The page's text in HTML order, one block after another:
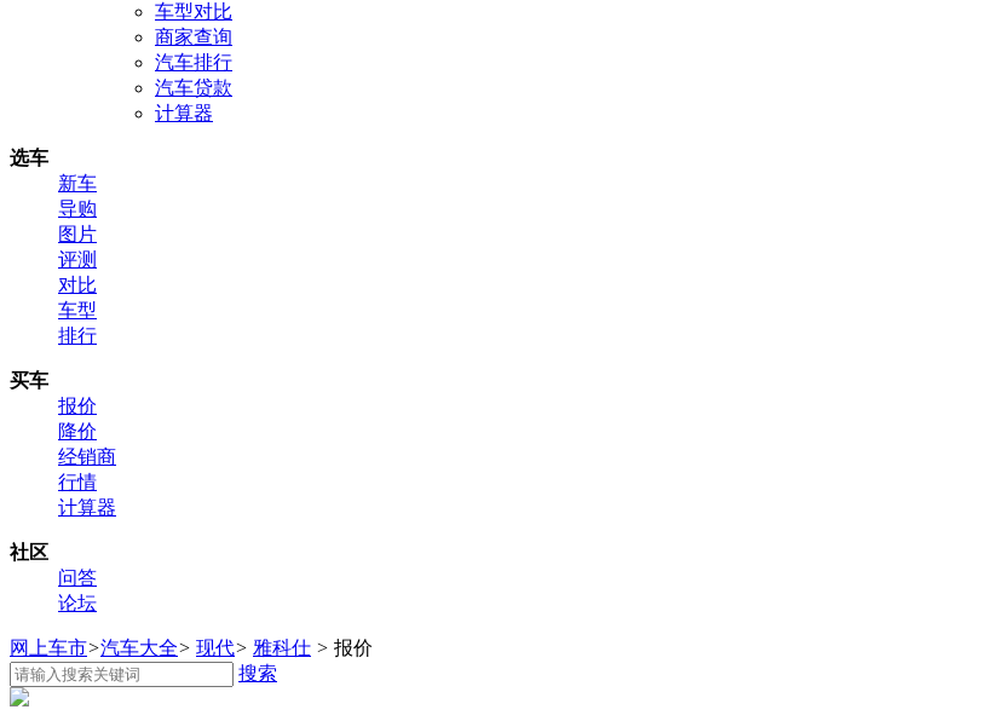
车型对比
商家查询
汽车排行
汽车贷款
计算器
选车
新车
导购
图片
评测
对比
车型
排行
买车
报价
降价
经销商
行情
计算器
社区
问答
论坛
网上车市>汽车大全> 现代> 雅科仕 > 报价
搜索